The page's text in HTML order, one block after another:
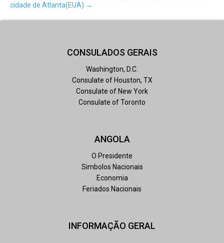
cidade de Atlanta(EUA) →
CONSULADOS GERAIS
Washington, D.C.
Consulate of Houston, TX
Consulate of New York
Consulate of Toronto
ANGOLA
O Presidente
Simbolos Nacionais
Economia
Feriados Nacionais
INFORMAÇÃO GERAL